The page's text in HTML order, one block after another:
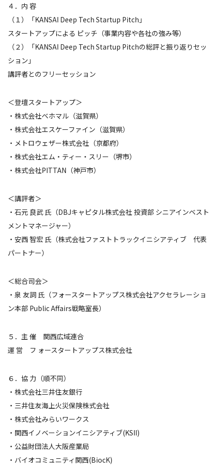
４．内 容
（１）「KANSAI Deep Tech Startup Pitch」
スタートアップによる ピッチ（事業内容や各社の強み等）
（２）「KANSAI Deep Tech Startup Pitchの総評と振り返りセッ
ション」
講評者とのフリーセッション
＜登壇スタートアップ＞
・株式会社ベホマル（滋賀県）
・株式会社エスケーファイン（滋賀県）
・メトロウェザー株式会社（京都府）
・株式会社エム・ティー・スリー（堺市）
・株式会社PITTAN（神戸市）
＜講評者＞
・石元 良武 氏（DBJキャピタル株式会社 投資部 シニアインベスト
メントマネージャー）
・安西 智宏 氏（株式会社ファストトラックイニシアティブ 代表
パートナー）
＜総合司会＞
・泉 友詞 氏（フォースタートアップス株式会社アクセラレーショ
ン本部 Public Affairs戦略室長）
５．主 催 関西広域連合
運 営 フ ォースタートアップス株式会社
６．協 力（順不同）
・株式会社三井住友銀行
・三井住友海上火災保険株式会社
・株式会社みらいワークス
・関西イノベーションイニシアティブ(KSII)
・公益財団法人大阪産業局
・バイオコミュニティ関西(BiocK)